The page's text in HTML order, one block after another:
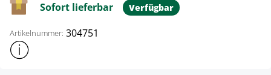
Sofort lieferbar Verfügbar
Artikelnummer: 304751
Weitere Produktinformationen anzeigen